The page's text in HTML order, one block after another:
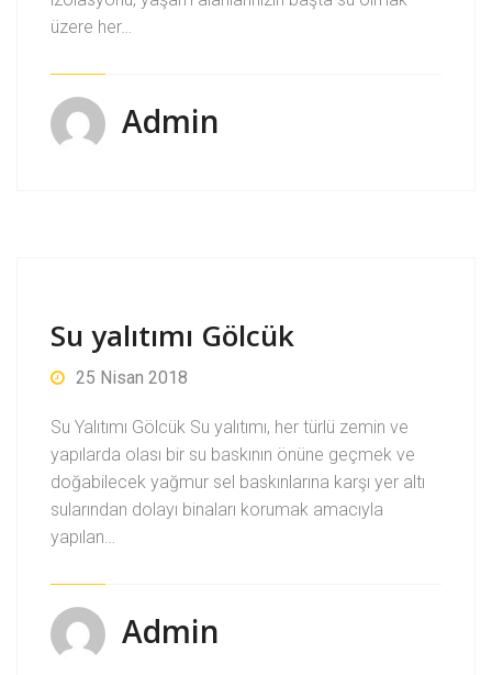
üzere her…
Admin
Su yalıtımı Gölcük
25 Nisan 2018
Su Yalıtımı Gölcük Su yalıtımı, her türlü zemin ve
yapılarda olası bir su baskının önüne geçmek ve
doğabilecek yağmur sel baskınlarına karşı yer altı
sularından dolayı binaları korumak amacıyla
yapılan…
Admin